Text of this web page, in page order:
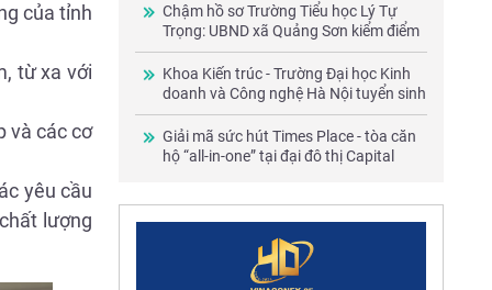
của tỉnh
từ xa với
và các cơ
yêu cầu
lượng
Chậm hồ sơ Trường Tiểu học Lý Tự
Trọng: UBND xã Quảng Sơn kiểm điểm
trách nhiệm, cam kết khắc phục
Khoa Kiến trúc - Trường Đại học Kinh
doanh và Công nghệ Hà Nội tuyển sinh
2026
Giải mã sức hút Times Place - tòa căn
hộ “all-in-one” tại đại đô thị Capital